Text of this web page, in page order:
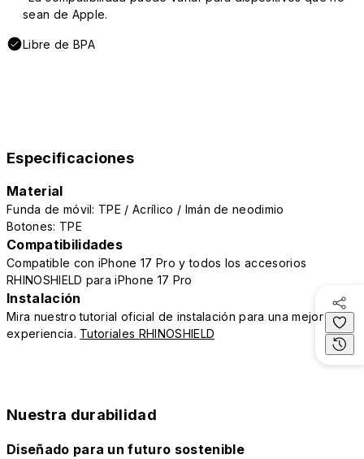
sean de Apple.
Libre de BPA
Especificaciones
Material
Funda de móvil: TPE / Acrílico / Imán de neodimio
Botones: TPE
Compatibilidades
Compatible con iPhone 17 Pro y todos los accesorios
RHINOSHIELD para iPhone 17 Pro
Instalación
Mira nuestro tutorial oficial de instalación para una mejor
experiencia. Tutoriales RHINOSHIELD
Nuestra durabilidad
Diseñado para un futuro sostenible